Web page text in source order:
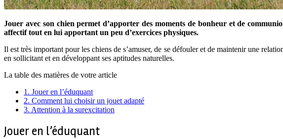
Jouer avec son chien permet d’apporter des moments de bonheur et de
affectif tout en lui apportant un peu d’exercices physiques.
Il est très important pour les chiens de s’amuser, de se défouler et de maintenir une
en sollicitant et en développant ses aptitudes naturelles.
La table des matières de votre article
1. Jouer en l’éduquant
2. Comment lui choisir un jouet adapté
3. Attention à la surexcitation
Jouer en l’éduquant